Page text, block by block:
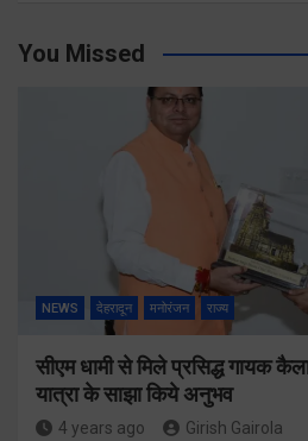
You Missed
NEWS देहरादून मनोरंजन राज्य
सीएम धामी से मिले प्रसिद्ध गायक
यात्रा के साझा किये अनुभव
4 years ago Girish Gairola